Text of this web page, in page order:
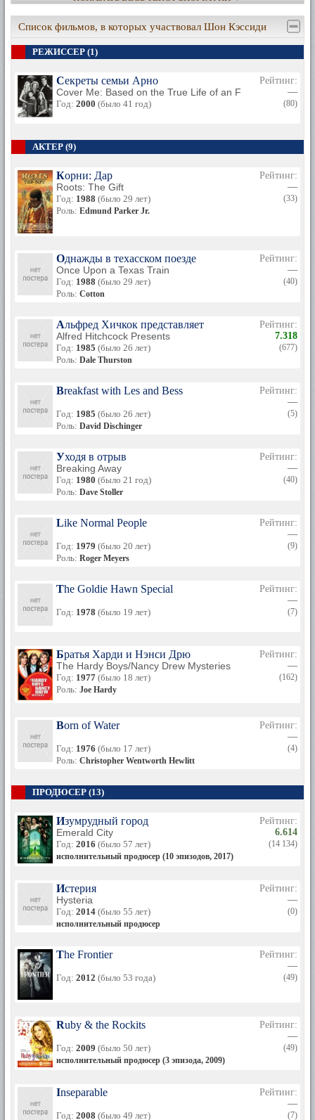
Параллельно с небольшими ролями в кино Шон начал
записывать собственные песни. А в 1977 году был
Первый альбом Шон Кэссиди назывался «Shaun Cassidy».
Он имел колоссальную популярность и принес своему
создателю не только в сеобщую любовь и известность, но
и не плохой гонорар. Так же альбом был номинирован на
премию «Гремми».
Late». В течение нескольких лет Кэссиди записал
несколько популярных альбомов. Среди них: «Under
Wraps», «Room Service», «That's Rock 'N' Roll Live», «Wasp»
и «Greatest Hits» .
Шон много гастролировал по штатам. Везде его встречали
бурными аплодисментами. Кульминационным альбомом
певца стал «Wasp», после его записи Шон решил
приостановил певческую карьеру.
В 1980-ых и 1990-ых годах Кэссиди больше работал в
театре. Он принимал участие во многих популярных
бродвейских постановках.
Став актером Шон начал задумываться о создание
собственного проекта. Он начал писать сценарии и
планировал поставить собственный мюзикл. Среди его
лучших творений такие мюзиклы как «American Gothic»,
Шон Кэссиди был женат на Трейси Тернер, влиятельной
голливудской персоне. От этого брака у него двое сыновей
и дочь. Спустя некоторое время после развода с Тиной Шон
Шон Кэссиди оригинальный и необычный человек. Он
всегда поглощен очередной свежей идей, которую
непременно необходимо воплотить. Шон пробовал себя во
многих профессиях, и практически везде имел успех.
Его музыку до сих пор восхваляют меломаны, ценящие
настоящие хиты. Шон стал одним из уникальнейших
американских творческих людей, привнесших большой
вклад в развитие современного искусства
Список фильмов, в которых участвовал Шон Кэссиди
РЕЖИССЕР (1)
Секреты семьи Арно
Cover Me: Based on the True Life of an FBI Family
Год: 2000 (было 41 год)
Рейтинг:
—
(80)
АКТЕР (9)
Корни: Дар
Roots: The Gift
Год: 1988 (было 29 лет)
Роль: Edmund Parker Jr.
Рейтинг:
—
(33)
Однажды в техасском поезде
Once Upon a Texas Train
Год: 1988 (было 29 лет)
Роль: Cotton
Рейтинг:
—
(40)
Альфред Хичкок представляет
Alfred Hitchcock Presents
Год: 1985 (было 26 лет)
Роль: Dale Thurston
Рейтинг:
7.318
(677)
Breakfast with Les and Bess
Год: 1985 (было 26 лет)
Роль: David Dischinger
Рейтинг:
—
(5)
Уходя в отрыв
Breaking Away
Год: 1980 (было 21 год)
Роль: Dave Stoller
Рейтинг:
—
(40)
Like Normal People
Год: 1979 (было 20 лет)
Роль: Roger Meyers
Рейтинг:
—
(9)
The Goldie Hawn Special
Год: 1978 (было 19 лет)
Рейтинг:
—
(7)
Братья Харди и Нэнси Дрю
The Hardy Boys/Nancy Drew Mysteries
Год: 1977 (было 18 лет)
Роль: Joe Hardy
Рейтинг:
—
(162)
Born of Water
Год: 1976 (было 17 лет)
Роль: Christopher Wentworth Hewlitt
Рейтинг:
—
(4)
ПРОДЮСЕР (13)
Изумрудный город
Emerald City
Год: 2016 (было 57 лет)
исполнительный продюсер (10 эпизодов, 2017)
Рейтинг:
6.614
(14 134)
Истерия
Hysteria
Год: 2014 (было 55 лет)
исполнительный продюсер
Рейтинг:
—
(0)
The Frontier
Год: 2012 (было 53 года)
Рейтинг:
—
(49)
Ruby & the Rockits
Год: 2009 (было 50 лет)
исполнительный продюсер (3 эпизода, 2009)
Рейтинг:
—
(49)
Inseparable
Год: 2008 (было 49 лет)
Рейтинг:
—
(7)